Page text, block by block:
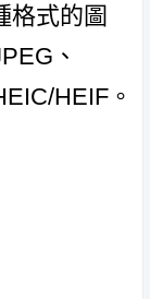
格式的圖
、
HEIF。